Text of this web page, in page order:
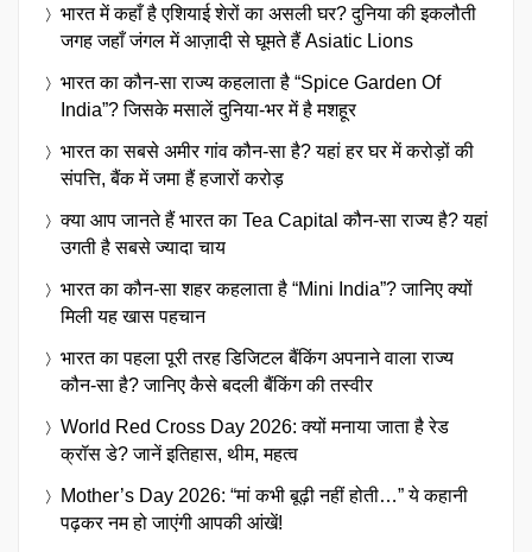
भारत में कहाँ है एशियाई शेरों का असली घर? दुनिया की इकलौती
जगह जहाँ जंगल में आज़ादी से घूमते हैं Asiatic Lions
भारत का कौन-सा राज्य कहलाता है “Spice Garden Of
India”? जिसके मसालें दुनिया-भर में है मशहूर
भारत का सबसे अमीर गांव कौन-सा है? यहां हर घर में करोड़ों की
संपत्ति, बैंक में जमा हैं हजारों करोड़
क्या आप जानते हैं भारत का Tea Capital कौन-सा राज्य है? यहां
उगती है सबसे ज्यादा चाय
भारत का कौन-सा शहर कहलाता है “Mini India”? जानिए क्यों
मिली यह खास पहचान
भारत का पहला पूरी तरह डिजिटल बैंकिंग अपनाने वाला राज्य
कौन-सा है? जानिए कैसे बदली बैंकिंग की तस्वीर
World Red Cross Day 2026: क्यों मनाया जाता है रेड
क्रॉस डे? जानें इतिहास, थीम, महत्व
Mother’s Day 2026: “मां कभी बूढ़ी नहीं होती…” ये कहानी
पढ़कर नम हो जाएंगी आपकी आंखें!